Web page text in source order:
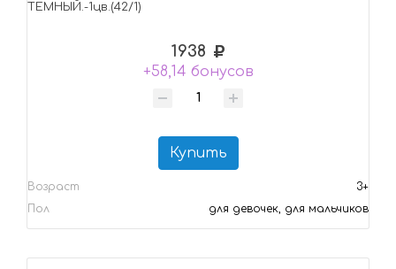
ТЕМНЫЙ.-1цв.(42/1)
1938
+58,14 бонусов
Купить
Возраст
3+
Пол
для девочек, для мальчиков